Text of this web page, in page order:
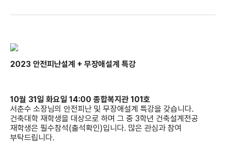
2023 안전피난설계 + 무장애설계 특강
10월 31일 화요일 14:00 종합복지관 101호
서춘수 소장님의 안전피난 및 무장애설계 특강을 갖습니다.
건축대학 재학생을 대상으로 하며 그 중 3학년 건축설계전공
재학생은 필수참석(출석확인)입니다. 많은 관심과 참여
부탁드립니다.